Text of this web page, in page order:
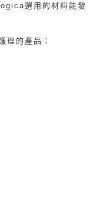
選用的材料能發
理的產品：